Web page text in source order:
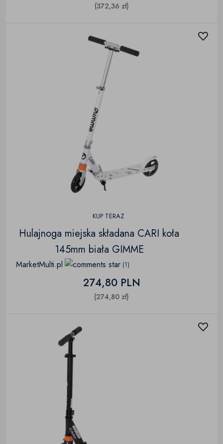
(372,36 zł)
KUP TERAZ
Hulajnoga miejska składana CARI koła
145mm biała GIMME
MarketMulti.pl (1)
274,80 PLN
(274,80 zł)